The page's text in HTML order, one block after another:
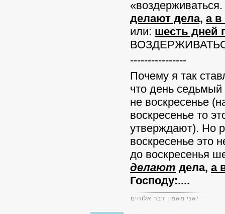
делают дела, а
или: шесть дней
----------------
Почему я так
что день
не воскресенье
воскресенье то
утверждают). Но
воскресенье это
до воскресенья
делают дела, а
Господу:....
אני מאמין דבר אלוהים!